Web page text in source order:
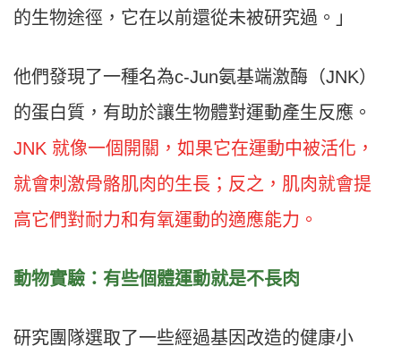
的生物途徑，它在以前還從未被研究過。」
他們發現了一種名為c-Jun氨基端激酶（JNK）
的蛋白質，有助於讓生物體對運動產生反應。
JNK 就像一個開關，如果它在運動中被活化，
就會刺激骨骼肌肉的生長；反之，肌肉就會提
高它們對耐力和有氧運動的適應能力。
動物實驗：有些個體運動就是不長肉
研究團隊選取了一些經過基因改造的健康小